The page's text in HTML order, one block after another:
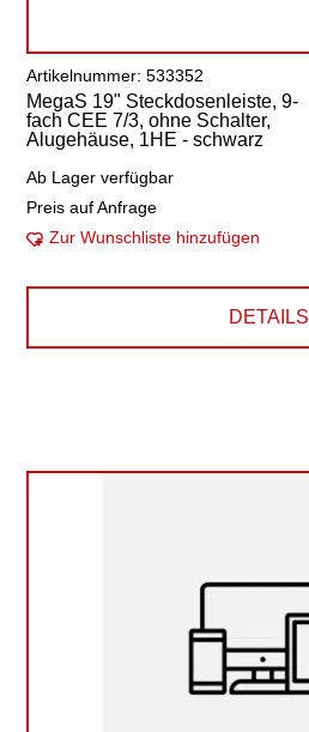
Artikelnummer: 533352
MegaS 19" Steckdosenleiste, 9-
fach CEE 7/3, ohne Schalter,
Alugehäuse, 1HE - schwarz
Ab Lager verfügbar
Preis auf Anfrage
Zur Wunschliste hinzufügen
DETAILS